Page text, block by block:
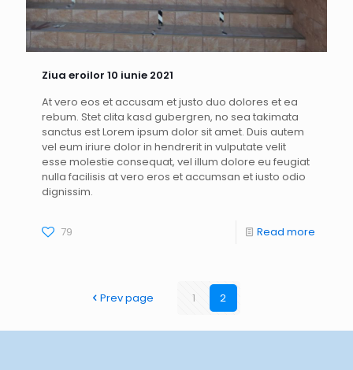
Ziua eroilor 10 iunie 2021
At vero eos et accusam et justo duo dolores et ea
rebum. Stet clita kasd gubergren, no sea takimata
sanctus est Lorem ipsum dolor sit amet. Duis autem
vel eum iriure dolor in hendrerit in vulputate velit
esse molestie consequat, vel illum dolore eu feugiat
nulla facilisis at vero eros et accumsan et iusto odio
dignissim.
79 Read more
Prev page 1 2